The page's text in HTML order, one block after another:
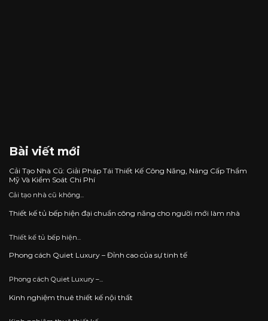
Bài viết mới
Cải Tạo Nhà Cũ: Giải Pháp Tái Thiết Kế Công Năng, Nâng Cấp Thẩm
Mỹ Và Kiểm Soát Chi Phí
Cải tạo nhà cũ không...
Thiết kế tủ bếp hiện đại chuẩn công năng cho người mới làm nhà
Thiết kế tủ bếp hiện...
Phong cách Quiet Luxury – Đỉnh cao của sự tinh tế
Phong cách Quiet Luxury –...
Kinh nghiệm thuê thiết kế nội thất